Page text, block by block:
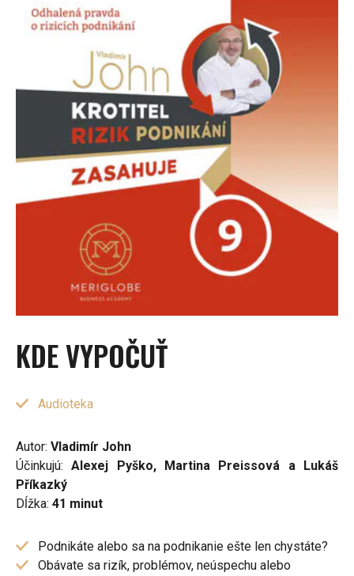
KDE VYPOČUŤ
Audioteka
Autor: Vladimír John
Účinkujú:Alexej Pyško, Martina Preissová a Lukáš
Příkazký
Dĺžka: 41 minut
Podnikáte alebo sa na podnikanie ešte len chystáte?
Obávate sa rizík, problémov, neúspechu alebo